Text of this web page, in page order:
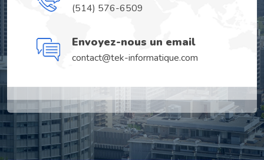
(514) 576-6509
Envoyez-nous un email
contact@tek-informatique.com